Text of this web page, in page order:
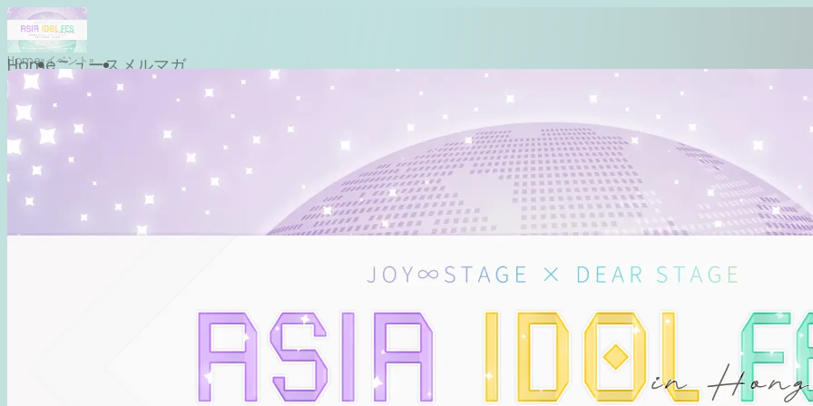
Homeニュースメルマガ
Home イベント